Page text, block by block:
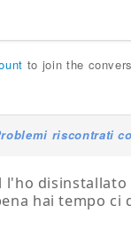
to join the
riscontrati
l'ho
hai tempo ci